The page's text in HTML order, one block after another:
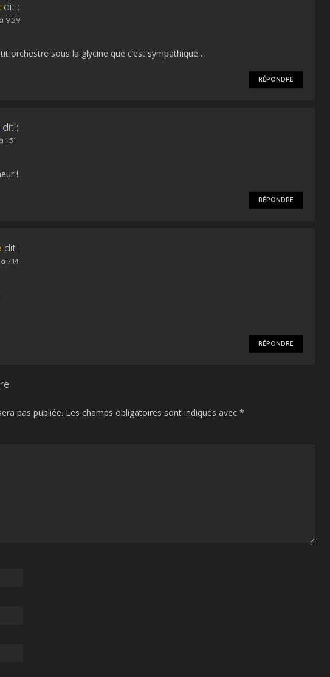
dit :
9:29
orchestre sous la glycine que c’est sympathique…
RÉPONDRE
dit :
1:51
!
RÉPONDRE
dit :
7:14
RÉPONDRE
pas publiée. Les champs obligatoires sont indiqués avec *